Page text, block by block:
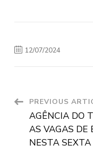
12/07/2024
Post
Navigation
PREVIOUS
AGÊNCIA DO
AS VAGAS DE
NESTA